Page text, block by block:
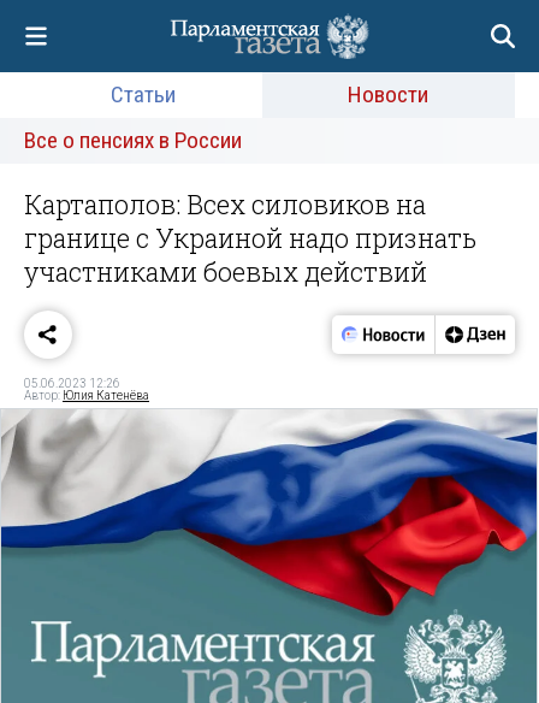
Статьи
Новости
Все о пенсиях в России
Картаполов: Всех силовиков на
границе с Украиной надо признать
участниками боевых действий
05.06.2023 12:26
Автор: Юлия Катенёва